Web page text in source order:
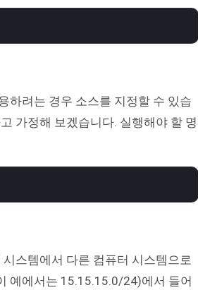
하려는 경우 소스를 지정할 수 있습
가정해 보겠습니다. 실행해야 할 명
스템에서 다른 컴퓨터 시스템으로
예에서는 15.15.15.0/24)에서 들어